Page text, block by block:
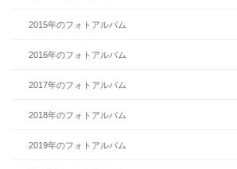
2015年のフォトアルバム
2016年のフォトアルバム
2017年のフォトアルバム
2018年のフォトアルバム
2019年のフォトアルバム